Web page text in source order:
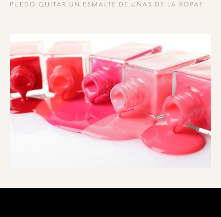
PUEDO QUITAR UN ESMALTE DE UÑAS DE LA ROPA? .